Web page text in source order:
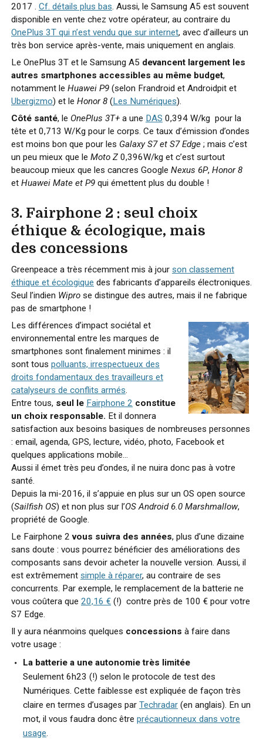
2017 . Cf. détails plus bas. Aussi, le Samsung A5 est souvent
disponible en vente chez votre opérateur, au contraire du
OnePlus 3T qui n’est vendu que sur internet, avec d’ailleurs un
très bon service après-vente, mais uniquement en anglais.
Le OnePlus 3T et le Samsung A5 devancent largement les
autres smartphones accessibles au même budget,
notamment le Huawei P9(selon Frandroid et Androidpit et
Ubergizmo) et le Honor 8(Les Numériques).
Côté santé, le OnePlus 3T+a une DAS 0,394 W/kg pour la
tête et 0,713 W/Kg pour le corps. Ce taux d’émission d’ondes
est moins bon que pour les Galaxy S7 et S7 Edge; mais c’est
un peu mieux que le Moto Z0,396W/kg et c’est surtout
beaucoup mieux que les cancres Google Nexus 6P, Honor 8
et Huawei Mate et P9qui émettent plus du double !
3. Fairphone 2 : seul choix
éthique & écologique, mais
des concessions
Greenpeace a très récemment mis à jour son classement
éthique et écologique des fabricants d’appareils électroniques.
Seul l’indien Wiprose distingue des autres, mais il ne fabrique
pas de smartphone !
Les différences d’impact sociétal et
environnemental entre les marques de
smartphones sont finalement minimes : il
sont tous polluants, irrespectueux des
droits fondamentaux des travailleurs et
catalyseurs de conflits armés.
Entre tous, seul le Fairphone 2 constitue
un choix responsable. Et il donnera
satisfaction aux besoins basiques de nombreuses personnes
: email, agenda, GPS, lecture, vidéo, photo, Facebook et
quelques applications mobile…
Aussi il émet très peu d’ondes, il ne nuira donc pas à votre
santé.
Depuis la mi-2016, il s’appuie en plus sur un OS open source
(Sailfish OS) et non plus sur l’OS Android 6.0 Marshmallow,
propriété de Google.
Le Fairphone 2vous suivra des années, plus d’une dizaine
sans doute : vous pourrez bénéficier des améliorations des
composants sans devoir acheter la nouvelle version. Aussi, il
est extrêmement simple à réparer, au contraire de ses
concurrents. Par exemple, le remplacement de la batterie ne
vous coûtera que 20,16 €(!) contre près de 100 € pour votre
S7 Edge.
Il y aura néanmoins quelques concessions à faire dans
votre usage :
La batterie a une autonomie très limitée
Seulement 6h23 (!) selon le protocole de test des
Numériques. Cette faiblesse est expliquée de façon très
claire en termes d’usages par Techradar(en anglais). En un
mot, il vous faudra donc être précautionneux dans votre
usage.